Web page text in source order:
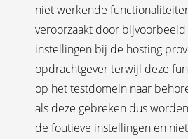
niet werkende
veroorzaakt door
instellingen bij de hosting
opdrachtgever terwijl deze
op het testdomein naar
als deze gebreken dus
de foutieve instellingen en